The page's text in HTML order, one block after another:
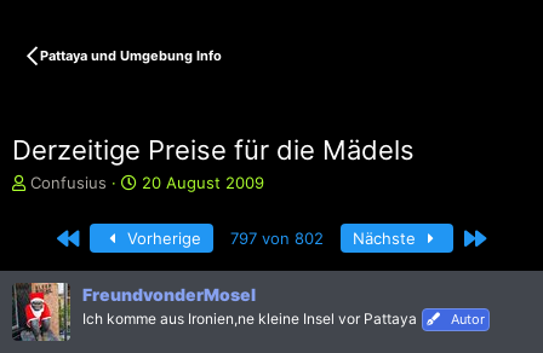
Pattaya und Umgebung Info
Derzeitige Preise für die Mädels
E
e
l
l
e
Confusius
E
s
t
e
l
l
20 August 2009
Erste Vorherige 797 von 802 Nächste Letzte
FreundvonderMosel
Ich komme aus Ironien,ne kleine Insel vor Pattaya Autor